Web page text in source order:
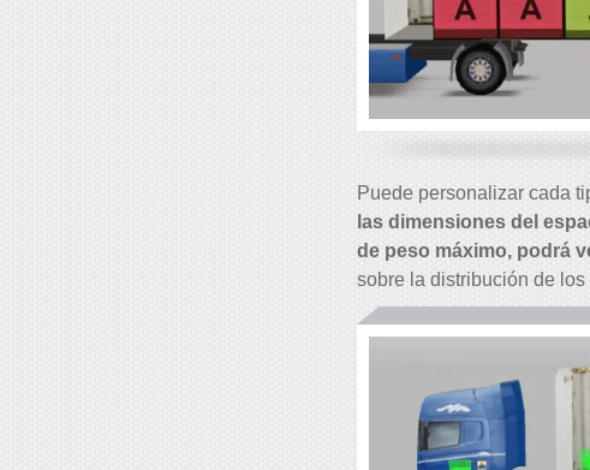
Puede personalizar cada
las dimensiones del
de peso máximo, podrá
sobre la distribución de